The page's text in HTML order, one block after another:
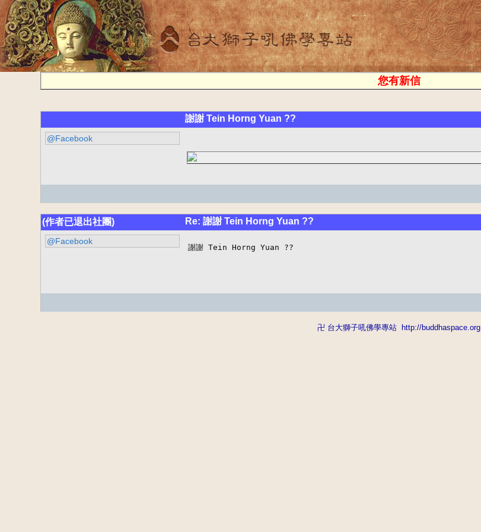
您有新信
謝謝 Tein Horng Yuan ??
@Facebook
(作者已退出社團) Re: 謝謝 Tein Horng Yuan ??
@Facebook
謝謝 Tein Horng Yuan ??
卍 台大獅子吼佛學專站 http://buddhaspace.org